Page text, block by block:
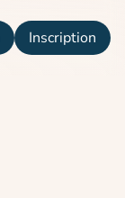
Inscription